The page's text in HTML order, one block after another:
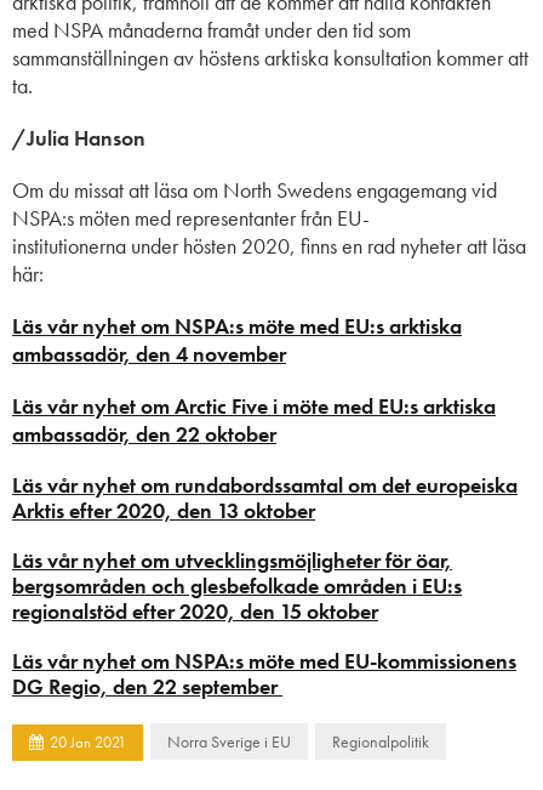
med NSPA månaderna framåt under den tid som
sammanställningen av höstensarktiska konsultation kommer att
ta.
/Julia Hanson
Om du missat att läsa om North Swedens engagemang vid
NSPA:s möten med representanter från EU-
institutionerna under hösten 2020, finns en rad nyheter att läsa
här:
Läs vår nyhet om NSPA:s möte med EU:s arktiska
ambassadör, den 4 november
Läs vår nyhet om Arctic Five i möte med EU:s arktiska
ambassadör, den 22 oktober
Läs vår nyhet om rundabordssamtal om det europeiska
Arktis efter 2020, den 13 oktober
Läs vår nyhet om utvecklingsmöjligheter för öar,
bergsområden och glesbefolkade områden i EU:s
regionalstöd efter 2020, den 15 oktober
Läs vår nyhet om NSPA:s möte med EU-kommissionens
DG Regio, den 22 september
20Jan 2021 Norra Sverige i EU Regionalpolitik